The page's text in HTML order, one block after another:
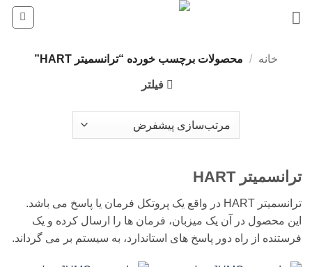
خانه / محصولات برچسب خورده “ترانسمیتر HART”
فیلتر
ترانسمیتر HART
ترانسمیتر HART در واقع یک پروتکل فرمان یا پاسخ می باشد.
این محصول در آن یک میزبان، فرمان ها را ارسال کرده و یک
فرستنده از راه دور پاسخ های استاندارد، به سیستم بر می گرداند.